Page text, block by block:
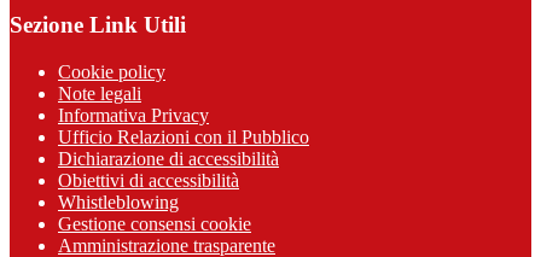
Sezione Link Utili
Cookie policy
Note legali
Informativa Privacy
Ufficio Relazioni con il Pubblico
Dichiarazione di accessibilità
Obiettivi di accessibilità
Whistleblowing
Gestione consensi cookie
Amministrazione trasparente